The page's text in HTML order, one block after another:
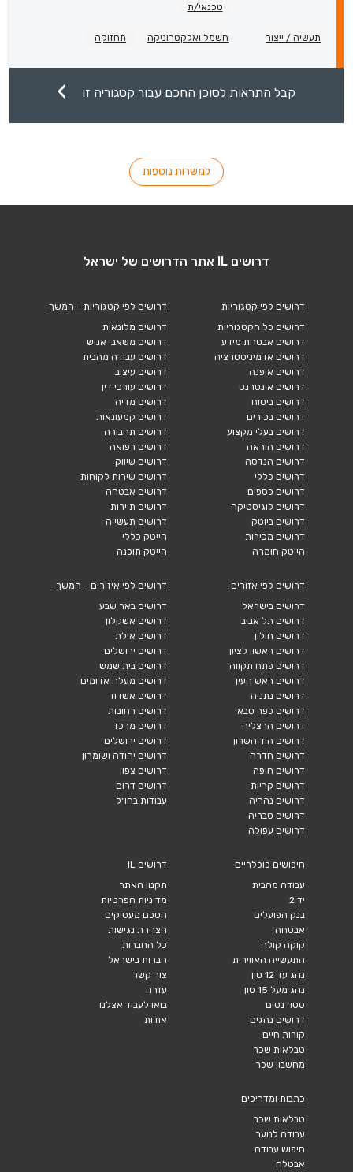
טכנאי/ת
תעשיה / ייצור חשמל ואלקטרוניקה תחזוקה
קבל התראות לסוכן החכם עבור קטגוריה זו
למשרות נוספות
דרושים IL אתר הדרושים של ישראל
דרושים לפי קטגוריות
דרושים כל הקטגוריות
דרושים אבטחת מידע
דרושים אדמיניסטרציה
דרושים אופנה
דרושים אינטרנט
דרושים ביטוח
דרושים בכירים
דרושים בעלי מקצוע
דרושים הוראה
דרושים הנדסה
דרושים כללי
דרושים כספים
דרושים לוגיסטיקה
דרושים ביוטק
דרושים מכירות
הייטק חומרה
דרושים לפי קטגוריות - המשך
דרושים מלונאות
דרושים משאבי אנוש
דרושים עבודה מהבית
דרושים עיצוב
דרושים עורכי דין
דרושים מדיה
דרושים קמעונאות
דרושים תחבורה
דרושים רפואה
דרושים שיווק
דרושים שירות לקוחות
דרושים אבטחה
דרושים תיירות
דרושים תעשייה
הייטק כללי
הייטק תוכנה
דרושים לפי אזורים
דרושים בישראל
דרושים תל אביב
דרושים חולון
דרושים ראשון לציון
דרושים פתח תקווה
דרושים ראש העין
דרושים נתניה
דרושים כפר סבא
דרושים הרצליה
דרושים הוד השרון
דרושים חדרה
דרושים חיפה
דרושים קריות
דרושים נהריה
דרושים טבריה
דרושים עפולה
דרושים לפי איזורים - המשך
דרושים באר שבע
דרושים אשקלון
דרושים אילת
דרושים ירושלים
דרושים בית שמש
דרושים מעלה אדומים
דרושים אשדוד
דרושים רחובות
דרושים מרכז
דרושים ירושלים
דרושים יהודה ושומרון
דרושים צפון
דרושים דרום
עבודות בחו"ל
חיפושים פופלריים
עבודה מהבית
יד 2
בנק הפועלים
אבטחה
קוקה קולה
התעשייה האווירית
נהג עד 12 טון
נהג מעל 15 טון
סטודנטים
דרושים נהגים
קורות חיים
טבלאות שכר
מחשבון שכר
דרושים IL
תקנון האתר
מדיניות הפרטיות
הסכם מעסיקים
הצהרת נגישות
כל החברות
חברות בישראל
צור קשר
עזרה
בואו לעבוד אצלנו
אודות
כתבות ומדריכים
טבלאות שכר
עבודה לנוער
חיפוש עבודה
אבטלה